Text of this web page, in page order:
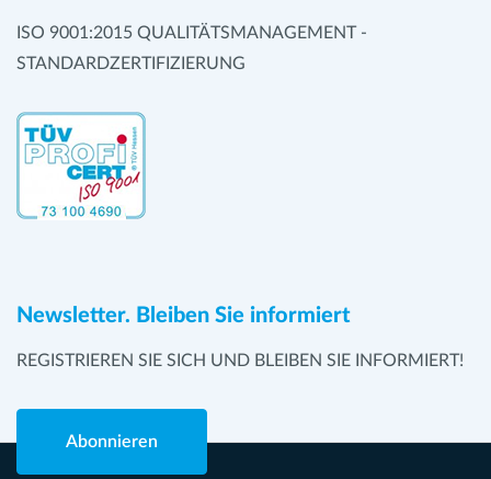
ISO 9001:2015 QUALITÄTSMANAGEMENT -
STANDARDZERTIFIZIERUNG
Newsletter. Bleiben Sie informiert
REGISTRIEREN SIE SICH UND BLEIBEN SIE INFORMIERT!
Abonnieren